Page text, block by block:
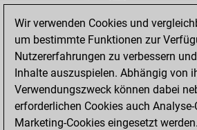
of 1593
You created
your Fritz account
Sonntag,
Oktober 4, 2020
Wir verwenden Cookies und
um bestimmte Funktionen zur
Nutzererfahrungen zu verbessern
Inhalte auszuspielen. Abhängig von
Verwendungszweck können dabei
erforderlichen Cookies auch
Marketing-Cookies eingesetzt werden.